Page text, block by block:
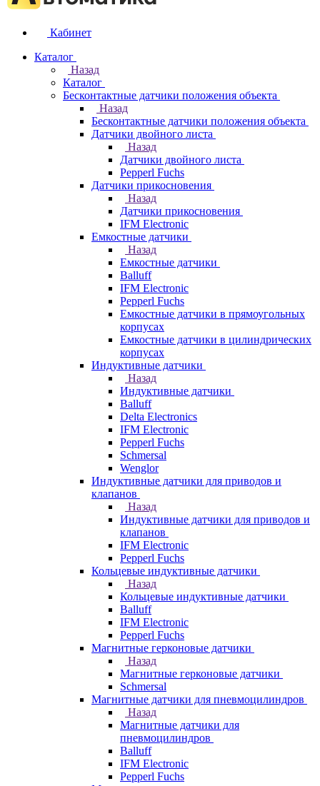
Кабинет
Каталог
Назад
Каталог
Бесконтактные датчики положения объекта
Назад
Бесконтактные датчики положения объекта
Датчики двойного листа
Назад
Датчики двойного листа
Pepperl Fuchs
Датчики прикосновения
Назад
Датчики прикосновения
IFM Electronic
Емкостные датчики
Назад
Емкостные датчики
Balluff
IFM Electronic
Pepperl Fuchs
Емкостные датчики в прямоугольных
корпусах
Емкостные датчики в цилиндрических
корпусах
Индуктивные датчики
Назад
Индуктивные датчики
Balluff
Delta Electronics
IFM Electronic
Pepperl Fuchs
Schmersal
Wenglor
Индуктивные датчики для приводов и
клапанов
Назад
Индуктивные датчики для приводов и
клапанов
IFM Electronic
Pepperl Fuchs
Кольцевые индуктивные датчики
Назад
Кольцевые индуктивные датчики
Balluff
IFM Electronic
Pepperl Fuchs
Магнитные герконовые датчики
Назад
Магнитные герконовые датчики
Schmersal
Магнитные датчики для пневмоцилиндров
Назад
Магнитные датчики для
пневмоцилиндров
Balluff
IFM Electronic
Pepperl Fuchs